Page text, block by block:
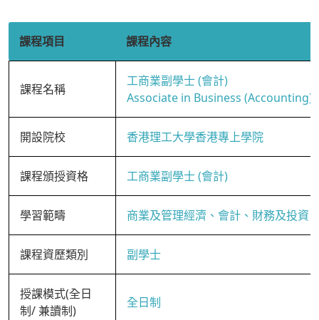
課程項目 課程內容
課程名稱
工商業副學士 (會計)
Associate in Business (Accounting)
開設院校 香港理工大學香港專上學院
課程頒授資格 工商業副學士 (會計)
學習範疇 商業及管理經濟、會計、財務及投資
課程資歷類別 副學士
授課模式(全日
制/ 兼讀制)
全日制